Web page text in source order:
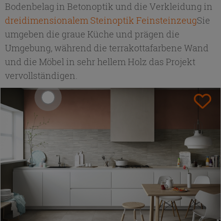
Bodenbelag in Betonoptik und die Verkleidung in
dreidimensionalem Steinoptik FeinsteinzeugSie
umgeben die graue Küche und prägen die
Umgebung, während die terrakottafarbene Wand
und die Möbel in sehr hellem Holz das Projekt
vervollständigen.